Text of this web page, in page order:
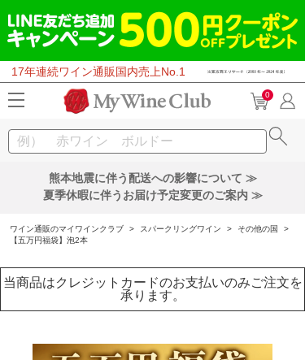
17年連続ワイン通販国内売上No.1
0
熊本地震に伴う配送への影響について ≫
夏季休暇に伴うお届け予定変更のご案内 ≫
ワイン通販のマイワインクラブ > スパークリングワイン > その他の国
>
【五万円福袋】泡2本
当商品はクレジットカードのお支払いのみご注文を
承ります。